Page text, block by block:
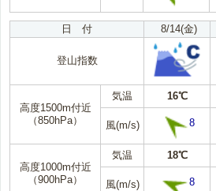
日 付 8/14(金)
登山指数
高度1500m付近
（850hPa）
気温 16℃
風(m/s) 8
高度1000m付近
（900hPa）
気温 18℃
風(m/s) 8